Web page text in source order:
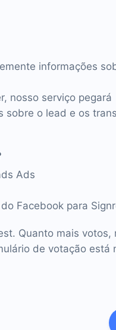
informações
nosso serviço pegará
sobre o lead e os
Ads
Facebook para
Quanto mais votos,
de votação está